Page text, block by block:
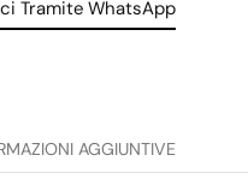
Tramite WhatsApp
AGGIUNTIVE